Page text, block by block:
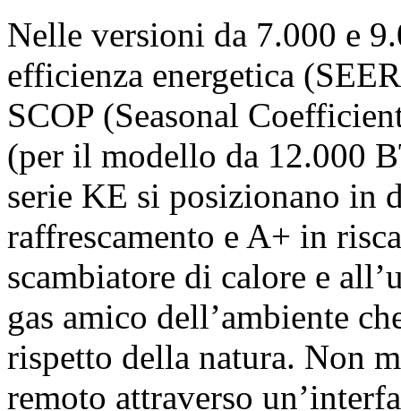
Nelle versioni da 7.000 e
efficienza energetica
SCOP (Seasonal
(per il modello da 12.000
serie KE si posizionano in
raffrescamento e A+ in
scambiatore di calore e
gas amico dell’ambiente
rispetto della natura. Non
remoto attraverso